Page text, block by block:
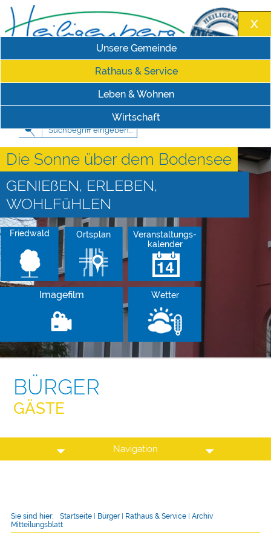
Impressum|Datenschutzerklärung Schriftgröße
Die Sonne über dem Bodensee
GENIEßEN, ERLEBEN,
WOHLFüHLEN
Friedwald Ortsplan
Veranstaltungs-
kalender
Imagefilm Wetter
BÜRGER
GÄSTE
Unsere Gemeinde
Rathaus & Service
Leben & Wohnen
Wirtschaft
Navigation
Sie sind hier: Startseite| Bürger| Rathaus & Service| Archiv
Mitteilungsblatt